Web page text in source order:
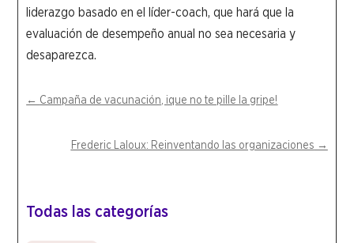
liderazgo basado en el líder-coach, que hará que la
evaluación de desempeño anual no sea necesaria y
desaparezca.
← Campaña de vacunación, ¡que no te pille la gripe!
Frederic Laloux: Reinventando las organizaciones →
Todas las categorías